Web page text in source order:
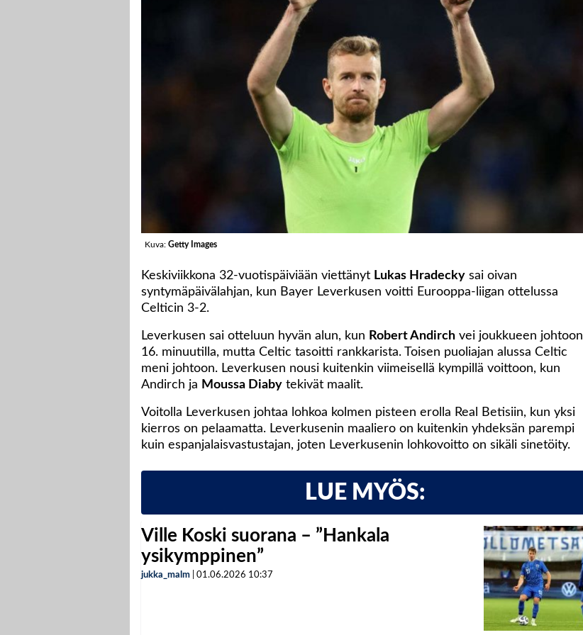
Kuva: Getty Images
Keskiviikkona 32-vuotispäiviään viettänyt Lukas Hradecky sai oivan
syntymäpäivälahjan, kun Bayer Leverkusen voitti Eurooppa-liigan ottelussa
Celticin 3-2.
Leverkusen sai otteluun hyvän alun, kun Robert Andirch vei joukkueen johtoon
16. minuutilla, mutta Celtic tasoitti rankkarista. Toisen puoliajan alussa Celtic
meni johtoon. Leverkusen nousi kuitenkin viimeisellä kympillä voittoon, kun
Andirch ja Moussa Diaby tekivät maalit.
Voitolla Leverkusen johtaa lohkoa kolmen pisteen erolla Real Betisiin, kun yksi
kierros on pelaamatta. Leverkusenin maaliero on kuitenkin yhdeksän parempi
kuin espanjalaisvastustajan, joten Leverkusenin lohkovoitto on sikäli sinetöity.
LUE MYÖS:
Ville Koski suorana – ”Hankala
ysikymppinen”
jukka_malm 01.06.2026 10:37